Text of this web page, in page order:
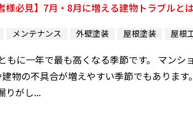
様必見】7月・8月に増える建物トラブルと
メンテナンス 外壁塗装 屋根塗装 屋根
に一年で最も高くなる季節です。 マンシ
物の不具合が増えやすい季節でもあります
りがし...